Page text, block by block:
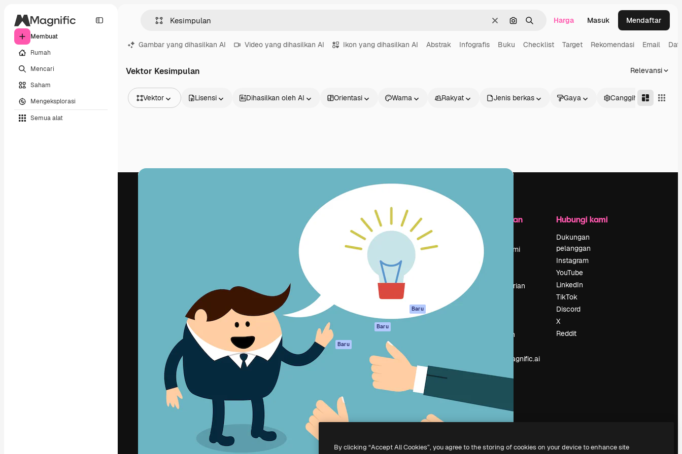
Membuat
Rumah
Mencari
Saham
Mengeksplorasi
Semua alat
JernihPencarian berdasarkan gambar
MencariHarga Masuk Mendaftar
Gambar yang dihasilkan AI Video yang dihasilkan AI Ikon yang dihasilkan AI Abstrak Infografis Buku Checklist Target Rekomendasi Email
Vektor Kesimpulan Relevansi
Vektor
Video
Lisensi Dihasilkan oleh AI Orientasi Warna Rakyat Jenis berkas Gaya Canggih
Platform kreatif untuk mengarahkan karya
terbaik Anda. Lebih dari 1 juta pelanggan
dari kalangan kreatif, perusahaan, agensi,
Asisten AI
Generator gambar
Generator video AI
Generator suara AI
Konten stok
MCP untuk
Claude/ChatGPT
Baru
Agen Baru
API
Mulai
Academy
Dokumentasi
Dukungan
Ketentuan
Penggunaan
Kebijakan privasi
Baru
Kebijakan Cookie
Enterprise
Perusahaan
Harga
Tentang kami
Reviews
Karier
Tren pencarian
Jual konten
Mencari magnific.ai
Hubungi kami
Dukungan
pelanggan
Instagram
YouTube
LinkedIn
TikTok
Discord
X
Reddit
Copyright © 2010- Freepik Company S.L.U. Hak cipta dilindungi undang-undang.
By clicking “Accept All Cookies”, you agree to the storing of cookies on your device to enhance site